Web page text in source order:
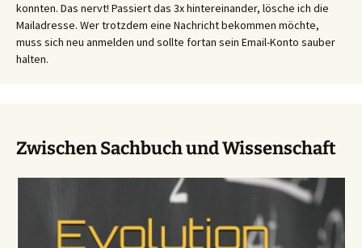
konnten. Das nervt! Passiert das 3x hintereinander, lösche ich die
Mailadresse. Wer trotzdem eine Nachricht bekommen möchte,
muss sich neu anmelden und sollte fortan sein Email-Konto sauber
halten.
Zwischen Sachbuch und Wissenschaft